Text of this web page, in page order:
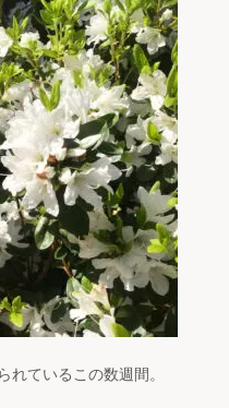
エッセイ #ボツ #マルシェ
#留学 #考え事 #音楽
ョップ
について
て
れているこの数週間。